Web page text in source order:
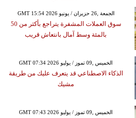
GMT 15:54 2026 الجمعة ,26 حزيران / يونيو
سوق العملات المشفرة يتراجع بأكثر من 50
بالمئة وسط آمال بانتعاش قريب
GMT 07:34 2026 الخميس ,09 تموز / يوليو
الذكاء الاصطناعي قد يتعرف عليك من طريقة
مشيك
GMT 07:43 2026 الخميس ,09 تموز / يوليو